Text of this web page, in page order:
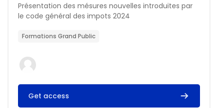
Résumé du cours :
Présentation des mésures nouvelles introduites par
le code général des impots 2024
Formations Grand Public
Get access